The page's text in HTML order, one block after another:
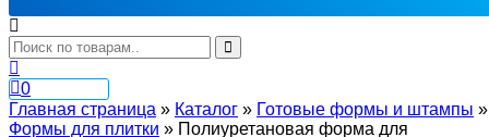
0
Главная страница » Каталог » Готовые формы и штампы »
Формы для плитки » Полиуретановая форма для